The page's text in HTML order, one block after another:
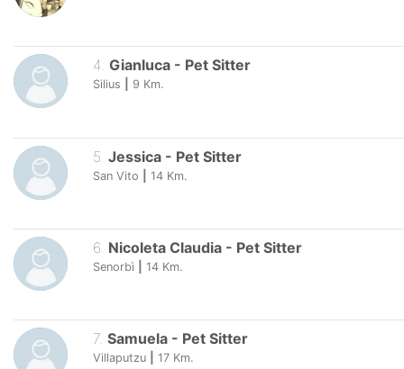
4. Gianluca - Pet Sitter
Silius 9 Km.
5 Jessica - Pet Sitter
San Vito 14 Km.
6 Nicoleta Claudia - Pet Sitter
Senorbì 14 Km.
7. Samuela - Pet Sitter
Villaputzu 17 Km.